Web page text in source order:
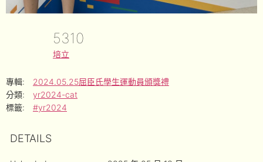
5310
培立
專輯:
2024.05.25屈臣氏學生運動員頒獎禮
分類:
yr2024-cat
標籤:
#yr2024
DETAILS